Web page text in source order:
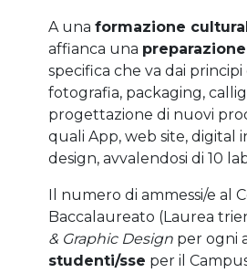
A una formazione
affianca una
specifica che va dai principi
fotografia, packaging,
progettazione di nuovi
quali App, web site, digital
design, avvalendosi di 10
Il numero di ammessi/e al
Baccalaureato (Laurea
& Graphic Designper ogni
studenti/sse per il